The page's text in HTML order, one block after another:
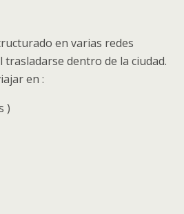
en varias redes
trasladarse dentro de la ciudad.
en :
)